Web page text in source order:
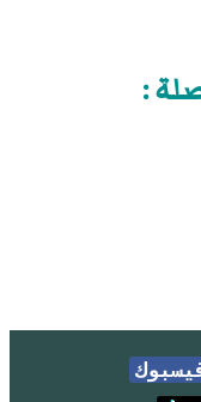
: